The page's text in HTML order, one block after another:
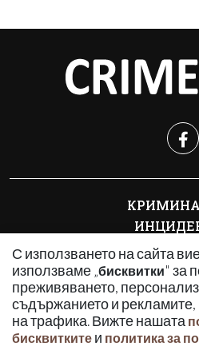
С използването на сайта
използваме „бисквитки" за
преживяването,
съдържанието и
на трафика. Вижте нашата
бисквитките и политика за
ПО
ВОДЕЩИ
Използването и
съдържание на Crimes.BG